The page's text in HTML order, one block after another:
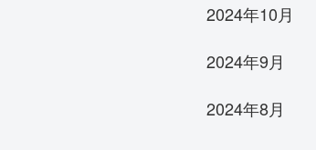
2024年10月
2024年9月
2024年8月